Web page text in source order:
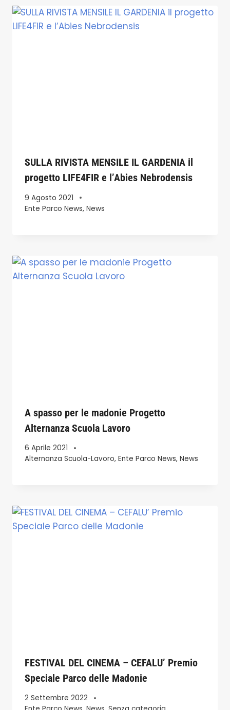
SULLA RIVISTA MENSILE IL GARDENIA il
progetto LIFE4FIR e l’Abies Nebrodensis
9 Agosto 2021
Ente Parco News, News
A spasso per le madonie Progetto
Alternanza Scuola Lavoro
6 Aprile 2021
Alternanza Scuola-Lavoro, Ente Parco News, News
FESTIVAL DEL CINEMA – CEFALU’ Premio
Speciale Parco delle Madonie
2 Settembre 2022